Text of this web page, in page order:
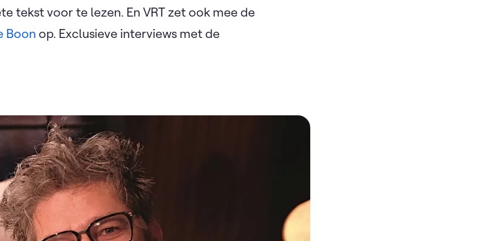
tekst voor te lezen. En VRT zet ook mee de
Boon op. Exclusieve interviews met de